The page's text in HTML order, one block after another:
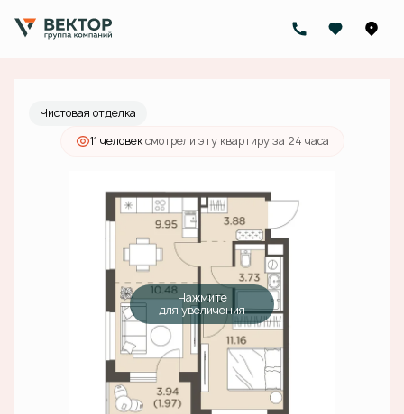
1-комнатная 13 446 000 руб.
Ипотекаот 42 746 руб./мес.
Чистовая отделка
11 человексмотрели эту квартиру за 24 часа
Нажмите
для увеличения